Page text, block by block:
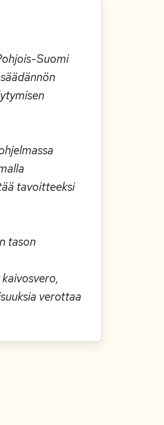
Suomi
tavoitteeksi
tason
verottaa